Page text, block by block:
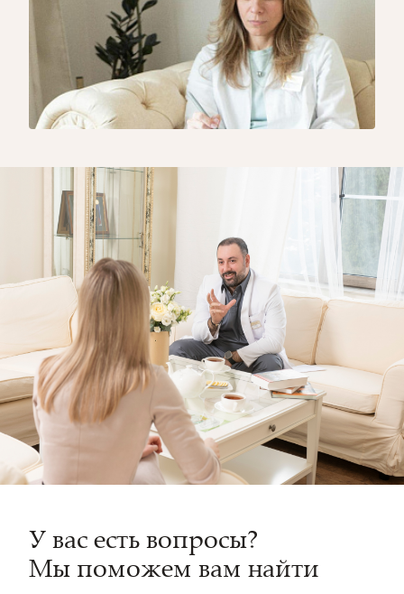
1/8
У вас есть вопросы?
Мы поможем вам найти